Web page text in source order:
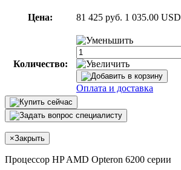
Цена: 81 425 руб. 1 035.00 USD
Количество:
Оплата и доставка
×Закрыть
Процессор HP AMD Opteron 6200 серии